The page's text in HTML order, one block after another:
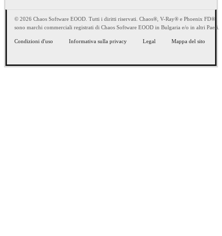
© 2026 Chaos Software EOOD. Tutti i diritti riservati. Chaos®, V-Ray® e Phoenix FD®
sono marchi commerciali registrati di Chaos Software EOOD in Bulgaria e/o in altri Paesi.
Condizioni d'uso Informativa sulla privacy Legal Mappa del sito